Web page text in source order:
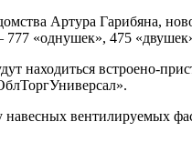
Артура Гарибяна,
777 «однушек», 475
находиться встроено-
навесных вентилируемых